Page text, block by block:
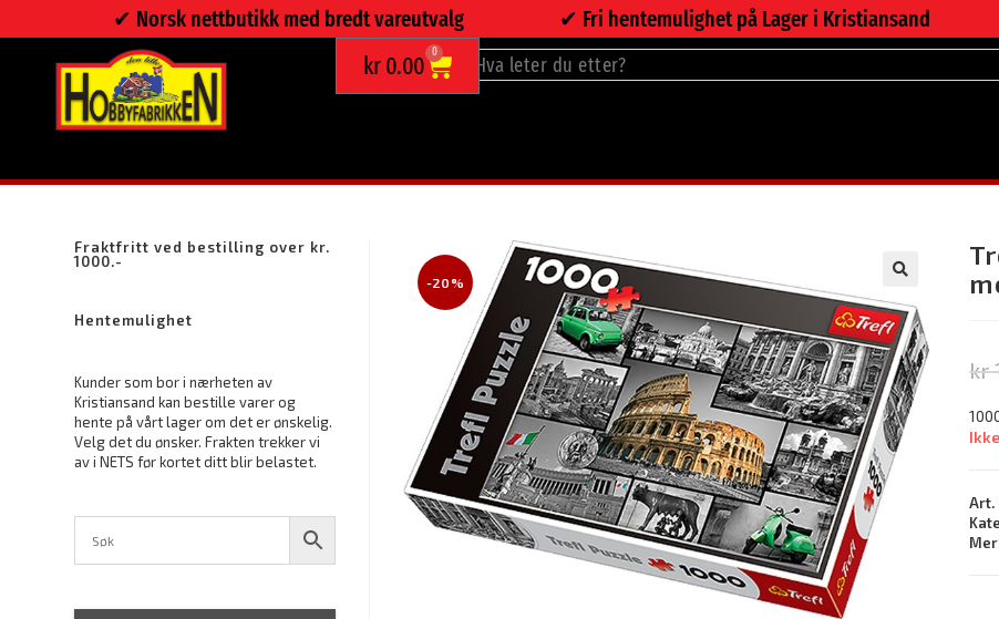
✔︎ Norsk nettbutikk med bredt vareutvalg ✔︎ Fri hentemulighet på Lager i Kristiansand
kr0.00 0
-20%
kr
Art.
Fraktfritt ved bestilling over kr.
1000.-
Hentemulighet
Kunder som bor i nærheten av
Kristiansand kan bestille varer og
hente på vårt lager om det er ønskelig.
Velg det du ønsker. Frakten trekker vi
av i NETS før kortet ditt blir belastet.